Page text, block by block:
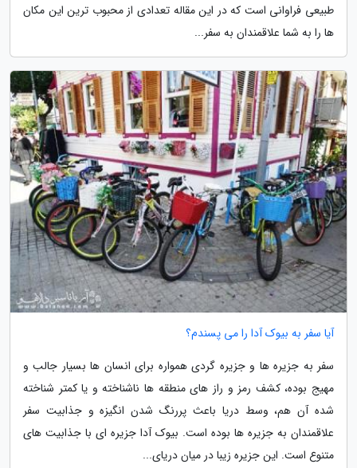
طبیعی فراوانی است که در این مقاله تعدادی از محبوب ترین این مکان
ها را به شما علاقمندان به سفر...
آیا سفر به بیوک آدا را می پسندم؟
سفر به جزیره ها و جزیره گردی همواره برای انسان ها بسیار جالب و
مهیج بوده، کشف رمز و راز های منطقه ها ناشناخته و یا کمتر شناخته
شده آن هم، وسط دریا باعث پررنگ شدن انگیزه و جذابیت سفر
علاقمندان به جزیره ها بوده است. بیوک آدا جزیره ای با جذابیت های
متنوع است. این جزیره زیبا در میان دریای...